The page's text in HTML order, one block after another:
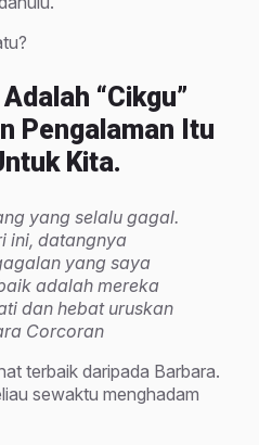
“cikgu”
Pengalaman Itu
Kita.
yang selalu gagal.
ini, datangnya
yang saya
adalah mereka
dan hebat uruskan
Corcoran
terbaik daripada Barbara.
sewaktu menghadam